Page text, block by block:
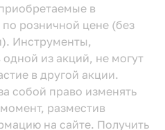
в
розничной цене (без
Инструменты,
из акций, не могут
в другой акции.
собой право изменять
разместив
на сайте. Получить